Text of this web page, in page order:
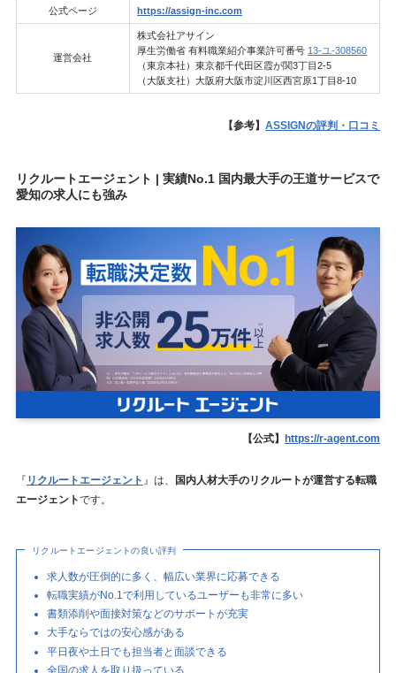
公式ページ https://assign-inc.com
運営会社
株式会社アサイン
厚生労働省 有料職業紹介事業許可番号13-ユ-308560
（東京本社）東京都千代田区霞が関3丁目2-5
（大阪支社）大阪府大阪市淀川区西宮原1丁目8-10
【参考】ASSIGNの評判・口コミ
リクルートエージェント | 実績No.1 国内最大手の王道サービスで
愛知の求人にも強み
【公式】 https://r-agent.com
『 リクルートエージェント 』は、
国内人材大手のリクルートが運営する転職
エージェントです。
リクルートエージェントの良い評判
求人数が圧倒的に多く、幅広い業界に応募できる
転職実績がNo.1で利用しているユーザーも非常に多い
書類添削や面接対策などのサポートが充実
大手ならではの安心感がある
平日夜や土日でも担当者と面談できる
全国の求人を取り扱っている